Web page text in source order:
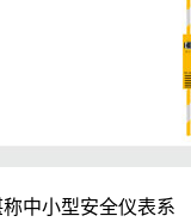
中小型安全仪表系